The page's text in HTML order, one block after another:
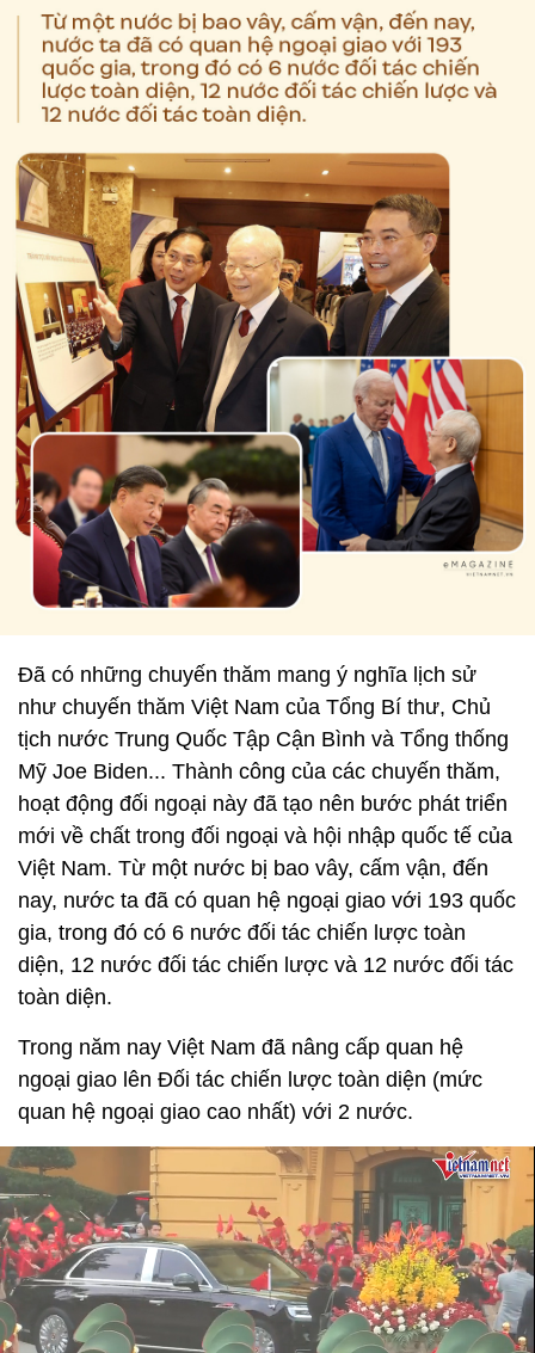
Đã có những chuyến thăm mang ý nghĩa lịch sử
như chuyến thăm Việt Nam của Tổng Bí thư, Chủ
tịch nước Trung Quốc Tập Cận Bình và Tổng thống
Mỹ Joe Biden... Thành công của các chuyến thăm,
hoạt động đối ngoại này đã tạo nên bước phát triển
mới về chất trong đối ngoại và hội nhập quốc tế của
Việt Nam. Từ một nước bị bao vây, cấm vận, đến
nay, nước ta đã có quan hệ ngoại giao với 193 quốc
gia, trong đó có 6 nước đối tác chiến lược toàn
diện, 12 nước đối tác chiến lược và 12 nước đối tác
toàn diện.
Trong năm nay Việt Nam đã nâng cấp quan hệ
ngoại giao lên Đối tác chiến lược toàn diện (mức
quan hệ ngoại giao cao nhất) với 2 nước.